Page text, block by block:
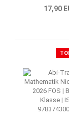
17,90